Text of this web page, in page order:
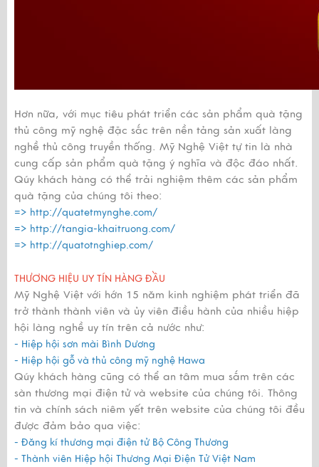
Hơn nữa, với mục tiêu phát triển các sản phẩm quà tặng
thủ công mỹ nghệ đặc sắc trên nền tảng sản xuất làng
nghề thủ công truyền thống. Mỹ Nghệ Việt tự tin là nhà
cung cấp sản phẩm quà tặng ý nghĩa và độc đáo nhất.
Qúy khách hàng có thể trải nghiệm thêm các sản phẩm
quà tặng của chúng tôi theo:
=> http://quatetmynghe.com/
=> http://tangia-khaitruong.com/
=> http://quatotnghiep.com/
THƯƠNG HIỆU UY TÍN HÀNG ĐẦU
Mỹ Nghệ Việt với hớn 15 năm kinh nghiệm phát triển đã
trở thành thành viên và ủy viên điều hành của nhiều hiệp
hội làng nghề uy tín trên cả nước như:
- Hiệp hội sơn mài Bình Dương
- Hiệp hội gỗ và thủ công mỹ nghệ Hawa
Qúy khách hàng cũng có thể an tâm mua sắm trên các
sàn thương mại điện tử và website của chúng tôi. Thông
tin và chính sách niêm yết trên website của chúng tôi đều
được đảm bảo qua việc:
- Đăng kí thương mại điện tử Bộ Công Thương
- Thành viên Hiệp hội Thương Mại Điện Tử Việt Nam